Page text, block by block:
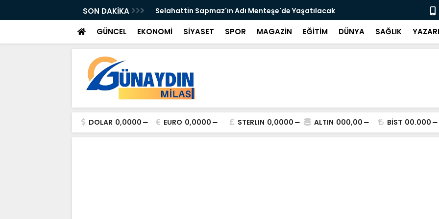
SON DAKİKA Selahattin Sapmaz'ın Adı Menteşe'de Yaşatılacak Emekli
GÜNCEL EKONOMİ SİYASET SPOR MAGAZİN EĞİTİM DÜNYA SAĞLIK
DOLAR 0,0000 EURO 0,0000 STERLIN 0,0000 ALTIN 000,00 BİST 00.000